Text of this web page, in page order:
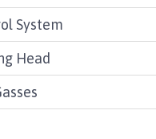
System
Head